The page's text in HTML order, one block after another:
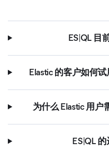
ES|QL 目
Elastic 的客户如何
为什么 Elastic 用户
ES|QL